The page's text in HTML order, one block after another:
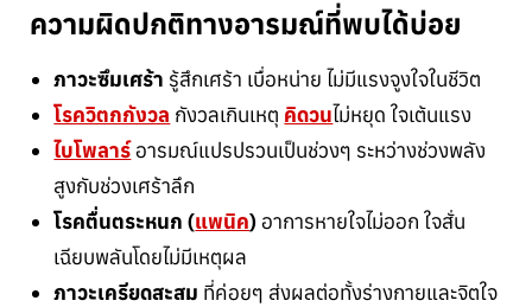
ความผิดปกติทางอารมณ์ที่พบได้บ่อย
ภาวะซึมเศร้า รู้สึกเศร้า เบื่อหน่าย ไม่มีแรงจูงใจในชีวิต
โรควิตกกังวล กังวลเกินเหตุ คิดวนไม่หยุด ใจเต้นแรง
ไบโพลาร์อารมณ์แปรปรวนเป็นช่วงๆ ระหว่างช่วงพลัง
สูงกับช่วงเศร้าลึก
โรคตื่นตระหนก (แพนิค) อาการหายใจไม่ออก ใจสั่น
เฉียบพลันโดยไม่มีเหตุผล
ภาวะเครียดสะสม ที่ค่อยๆ ส่งผลต่อทั้งร่างกายและจิตใจ